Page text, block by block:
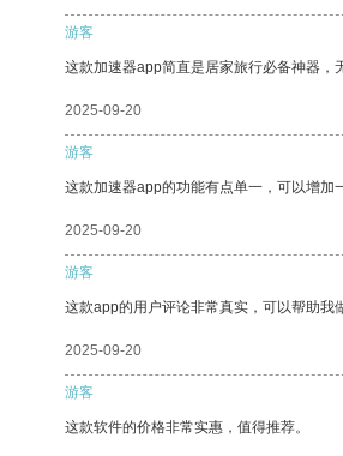
游客
这款加速器app简直是居家旅行必备神器，
2025-09-20
游客
这款加速器app的功能有点单一，可以增加
2025-09-20
游客
这款app的用户评论非常真实，可以帮助我
2025-09-20
游客
这款软件的价格非常实惠，值得推荐。